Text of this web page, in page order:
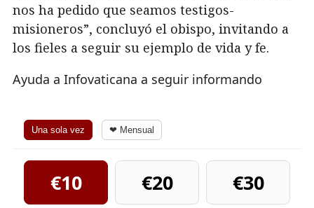
nos ha pedido que seamos testigos-
misioneros”, concluyó el obispo, invitando a
los fieles a seguir su ejemplo de vida y fe.
Ayuda a Infovaticana a seguir informando
Una sola vez ❤ Mensual
€10 €20
€30